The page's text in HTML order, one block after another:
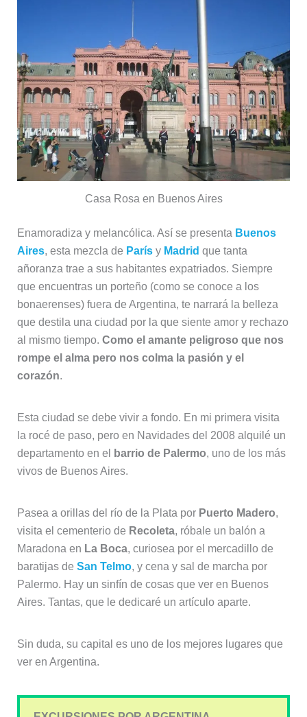
Casa Rosa en Buenos Aires
Enamoradiza y melancólica. Así se presenta Buenos
Aires, esta mezcla de Parísy Madrid que tanta
añoranza trae a sus habitantes expatriados. Siempre
que encuentras un porteño (como se conoce a los
bonaerenses) fuera de Argentina, te narrará la belleza
que destila una ciudad por la que siente amor y rechazo
al mismo tiempo. Como el amante peligroso que nos
rompe el alma pero nos colma la pasión y el
corazón.
Esta ciudad se debe vivir a fondo. En mi primera visita
la rocé de paso, pero en Navidades del 2008 alquilé un
departamento en el
barrio de Palermo, uno de los más
vivos de Buenos Aires.
Pasea a orillas del río de la Plata por Puerto Madero,
visita el cementerio de Recoleta, róbale un balón a
Maradona en La Boca, curiosea por el mercadillo de
baratijas de San Telmo, y cena y sal de marcha por
Palermo. Hay un sinfín de cosas que ver en Buenos
Aires. Tantas, que le dedicaré un artículo aparte.
Sin duda, su capital es uno de los mejores lugares que
ver en Argentina.